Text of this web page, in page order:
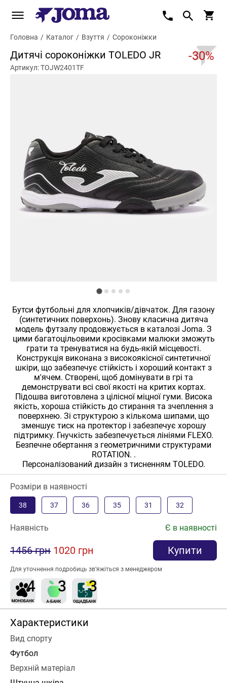
Головна / Каталог / Взуття / Сороконіжки
Дитячі сороконіжки TOLEDO JR -30%
Артикул: TOJW2401TF
Бутси футбольні для хлопчиків/дівчаток. Для газону
(синтетичних поверхонь). Знову класична дитяча
модель футзалу продовжується в каталозі Joma. З
цими багатоцільовими кросівками малюки зможуть
грати та тренуватися на будь-якій місцевості.
Конструкція виконана з високоякісної синтетичної
шкіри, що забезпечує стійкість і хороший контакт з
м'ячем. Створені, щоб домінувати в грі та
демонструвати всі свої якості на критих кортах.
Підошва виготовлена з цілісної міцної гуми. Висока
якість, хороша стійкість до стирання та зчеплення з
поверхнею. Зі структурою з кількома шипами, що
зменшує тиск на протектор і забезпечує хорошу
підтримку. Гнучкість забезпечується лініями FLEXO.
Безпечне обертання з геометричними структурами
ROTATION. .
Персоналізований дизайн з тисненням TOLEDO.
Розміри в наявності
38 37 36 35 31 32
Наявність Є в наявності
1456 грн 1020 грн Купити
Для уточнення подробиць зв’яжіться з менеджером
Характеристики
Вид спорту
Футбол
Верхній матеріал